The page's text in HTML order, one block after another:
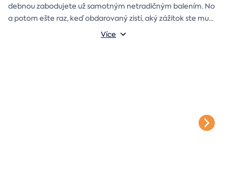
debnou zabodujete už samotným netradičným balením. No
a potom ešte raz, keď obdarovaný zistí, aký zážitok ste mu
darčekovú skladačku
Vonkajšie rozmery: 20 × 20 × 20 cm
Více